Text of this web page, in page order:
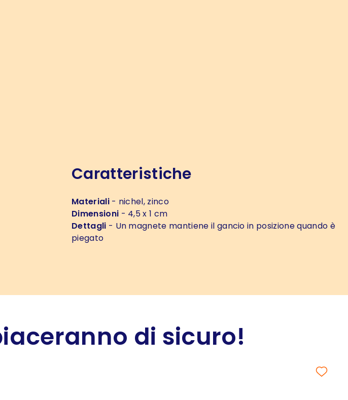
Caratteristiche
Materiali- nichel, zinco
Dimensioni - 4,5 x 1 cm
Dettagli - Un magnete mantiene il gancio in posizione quando è
piegato
di sicuro!